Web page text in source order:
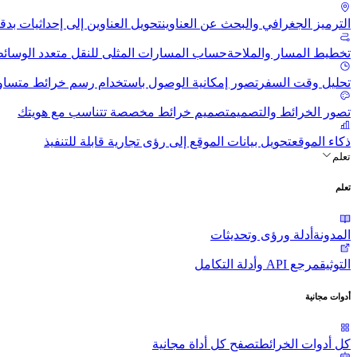
الترميز الجغرافي والبحث عن العناوينتحويل العناوين إلى إحداثيات
تخطيط المسار والملاحةحساب المسارات المثلى للنقل متعدد
تحليل وقت السفر تصور إمكانية الوصول باستخدام رسم خرائط
تصور الخرائط والتصميمتصميم خرائط مخصصة تتناسب مع هويتك
ذكاء الموقعتحويل بيانات الموقع إلى رؤى تجارية قابلة للتنفيذ
تعلم
تعلم
المدونة أدلة ورؤى وتحديثات
التوثيقمرجع API وأدلة التكامل
أدوات مجانية
كل أدوات الخرائطتصفح كل أداة مجانية